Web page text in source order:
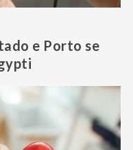
e Porto se